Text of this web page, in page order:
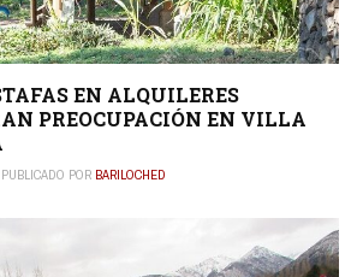
EN ALQUILERES
PREOCUPACIÓN EN VILLA
PUBLICADO POR BARILOCHED